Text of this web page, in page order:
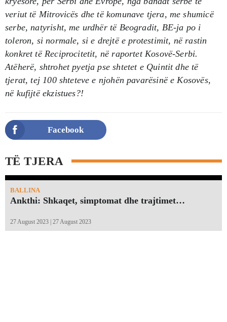
veriut të Mitrovicës dhe të komunave tjera, me shumicë
serbe, natyrisht, me urdhër të Beogradit, BE-ja po i
toleron, si normale, si e drejtë e protestimit, në rastin
konkret të Reciprocitetit, në raportet Kosovë-Serbi.
Atëherë, shtrohet pyetja pse shtetet e Quintit dhe të
tjerat, tej 100 shteteve e njohën pavarësinë e Kosovës,
në kufijtë ekzistues?!
Facebook
TË TJERA
BALLINA
Ankthi: Shkaqet, simptomat dhe trajtimet…
27 August 2023 | 27 August 2023